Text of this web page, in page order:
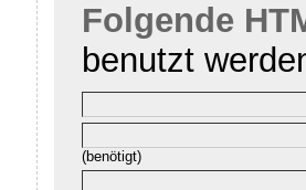
Folgende
benutzt
(benötigt)